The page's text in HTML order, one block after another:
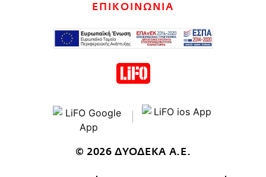
ΕΠΙΚΟΙΝΩΝΙΑ
© 2026 ΔΥΟΔΕΚΑ Α.Ε.